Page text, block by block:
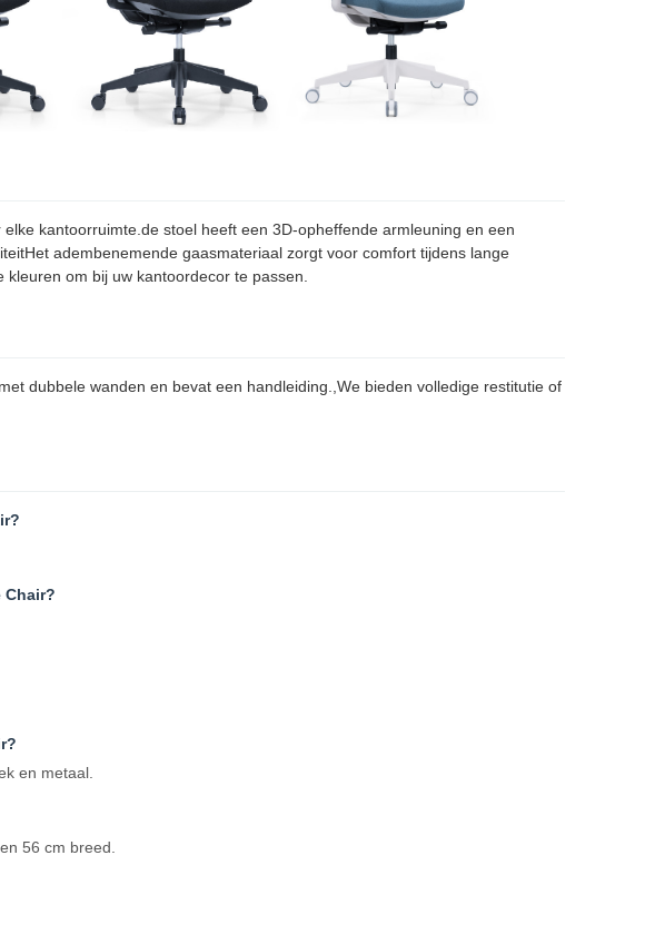
kantoorruimte.de stoel heeft een 3D-opheffende armleuning en een
adembenemende gaasmateriaal zorgt voor comfort tijdens lange
om bij uw kantoordecor te passen.
dubbele wanden en bevat een handleiding.,We bieden volledige restitutie of
Chair?
en metaal.
56 cm breed.